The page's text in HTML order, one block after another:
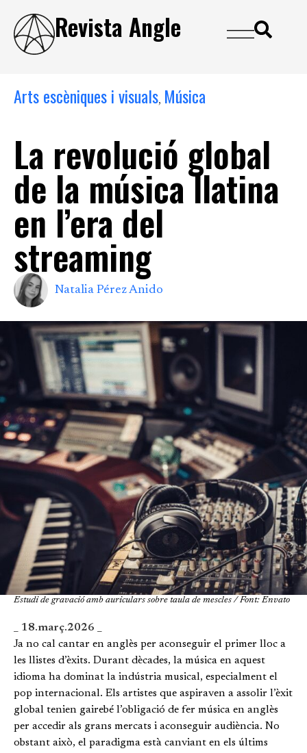
Revista Angle
Arts escèniques i visuals, Música
La revolució global
de la música llatina
en l’era del
streaming
Natalia Pérez Anido
Estudi de gravació amb auriculars sobre taula de mescles / Font: Envato
_ 18.març.2026 _
Ja no cal cantar en anglès per aconseguir el primer lloc a
les llistes d’èxits. Durant dècades, la música en aquest
idioma ha dominat la indústria musical, especialment el
pop internacional. Els artistes que aspiraven a assolir l’èxit
global tenien gairebé l’obligació de fer música en anglès
per accedir als grans mercats i aconseguir audiència. No
obstant això, el paradigma està canviant en els últims